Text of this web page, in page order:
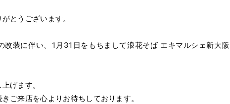
とうございます。
改装に伴い、1月31日をもちまして浪花そば エキマルシェ新大阪
げます。
ご来店を心よりお待ちしております。